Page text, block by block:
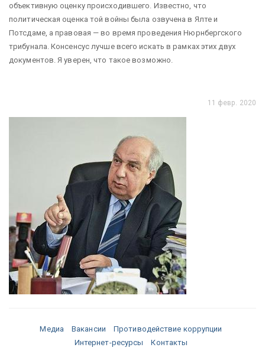
объективную оценку происходившего. Известно, что
политическая оценка той войны была озвучена в Ялте и
Потсдаме, а правовая — во время проведения Нюрнбергского
трибунала. Консенсус лучше всего искать в рамках этих двух
документов. Я уверен, что такое возможно.
11 февр. 2020
Медиа Вакансии
Противодействие коррупции
Интернет-ресурсы
Контакты